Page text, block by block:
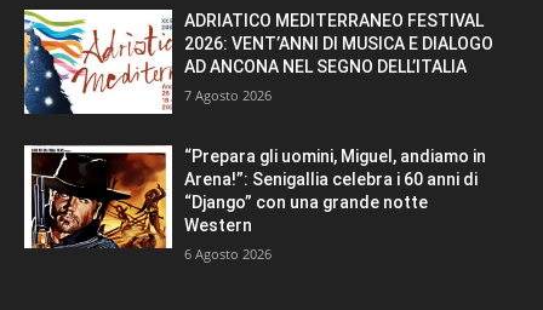
ADRIATICO MEDITERRANEO FESTIVAL
2026: VENT’ANNI DI MUSICA E DIALOGO
AD ANCONA NEL SEGNO DELL’ITALIA
7 Agosto 2026
“Prepara gli uomini, Miguel, andiamo in
Arena!”: Senigallia celebra i 60 anni di
“Django” con una grande notte
Western
6 Agosto 2026